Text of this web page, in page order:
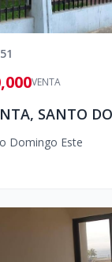
VENTA
SANTO
Domingo Este